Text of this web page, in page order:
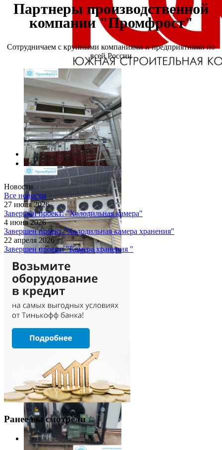
Партнеры производственной
компании "Промфрост"
Сотрудничаем с крупными компаниями и предприятиями по
всей России
Новости
Все новости
27 июля 2026
Завершен проект: "Холодильная камера"
4 июня 2026
Завершен проект "Холодильная камера хранения"
22 апреля 2026
Завершен проект: "Камера хранения "
Ранее вы смотрели